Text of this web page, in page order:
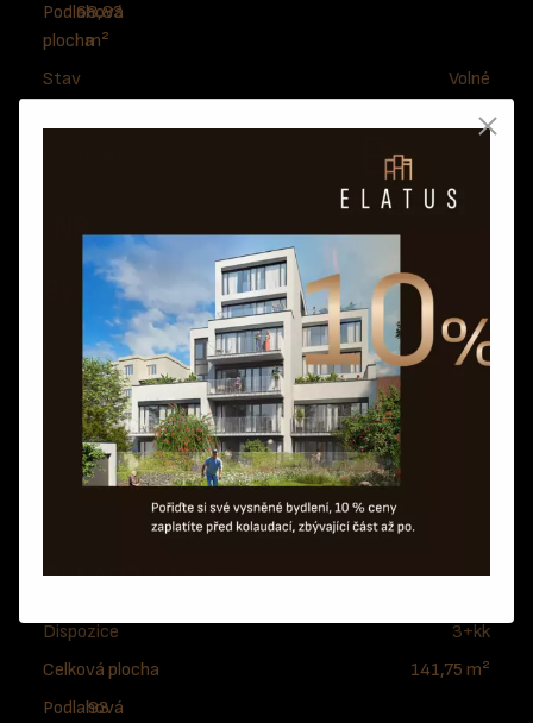
Podlahová
plocha
68,83
m²
Stav
Volné
na vyžádání
4. NP
Byt 401
Dispozice
2+kk
Celková plocha
Podlahová
plocha
65,34
m²
Byt 402 + terasa
Dispozice
3+kk
Celková plocha
141,75 m²
Podlahová
93